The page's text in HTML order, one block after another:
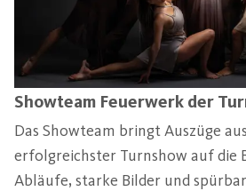
Showteam Feuerwerk der
Das Showteam bringt Auszüge
erfolgreichster Turnshow auf die
Abläufe, starke Bilder und